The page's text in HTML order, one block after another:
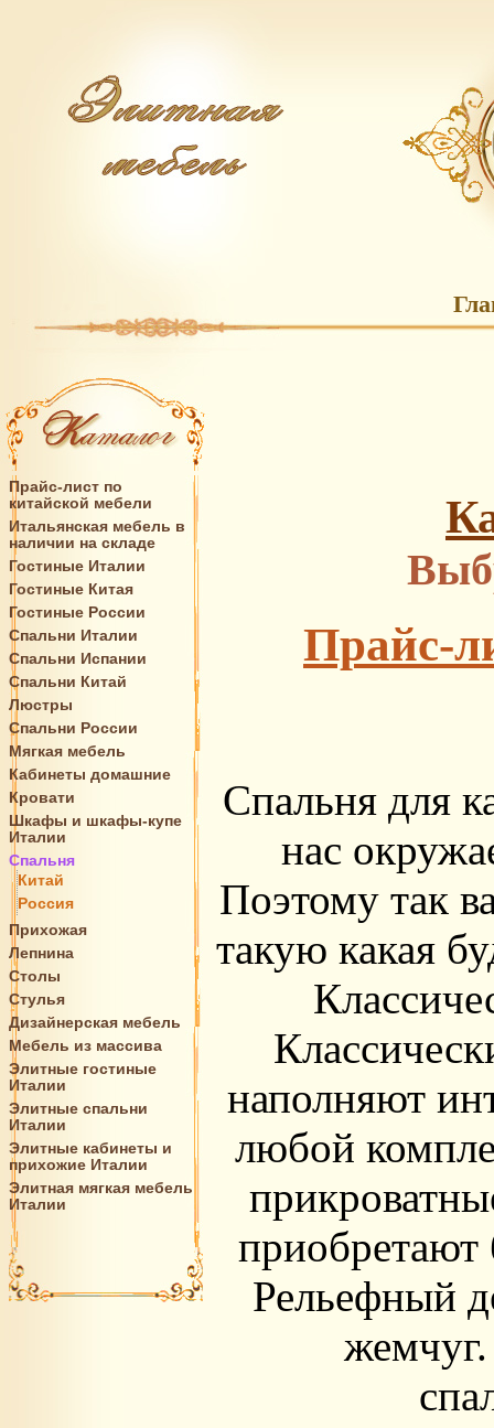
Прайс-лист по
китайской мебели
Итальянская мебель в
наличии на складе
Гостиные Италии
Гостиные Китая
Гостиные России
Спальни Италии
Спальни Испании
Спальни Китай
Люстры
Спальни России
Мягкая мебель
Кабинеты домашние
Кровати
Шкафы и шкафы-купе
Италии
Спальня
Китай
Россия
Прихожая
Лепнина
Столы
Стулья
Дизайнерская мебель
Мебель из массива
Элитные гостиные
Италии
Элитные спальни
Италии
Элитные кабинеты и
прихожие Италии
Элитная мягкая мебель
Италии
Прайс-
Спальня для
нас
Поэтому так
такую какая
наполняют
любой
приобретают
Рельефный